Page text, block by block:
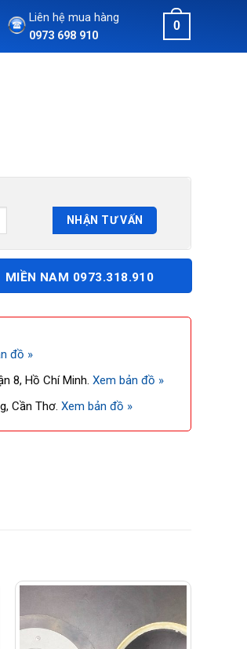
Liên hệ mua hàng
0973 698 910
0
MIỀN NAM 0973.318.910
đồ »
8, Hồ Chí Minh.Xem bản đồ »
Cần Thơ.Xem bản đồ »